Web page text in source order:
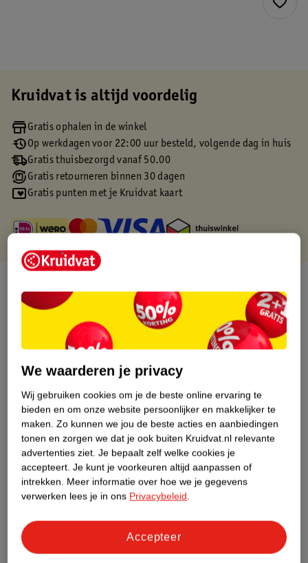
Kruidvat is altijd voordelig
Gratis ophalen in de winkel
Op werkdagen voor 22:00 uur besteld, volgende dag in huis
Gratis thuisbezorgd vanaf 50.00
Gratis retourneren binnen 30 dagen
Gratis punten met je Kruidvat kaart
Nature Impact Score
Rood (-) = hoge impact op het milieu.
Groen (+) = lage impact op het milieu.
Gebaseerd op wereldwijde
gemiddelden.
Nature Impact Score: 67%
Pest/Plant Control Products gemiddelde: 49%
Hogere score betekent lagere impact
We waarderen je privacy
Wij gebruiken cookies om je de beste online ervaring te
bieden en om onze website persoonlijker en makkelijker te
maken. Zo kunnen we jou de beste acties en aanbiedingen
tonen en zorgen we dat je ook buiten Kruidvat.nl relevante
advertenties ziet. Je bepaalt zelf welke cookies je
accepteert. Je kunt je voorkeuren altijd aanpassen of
intrekken. Meer informatie over hoe we je gegevens
verwerken lees je in ons Privacybeleid.
Accepteer